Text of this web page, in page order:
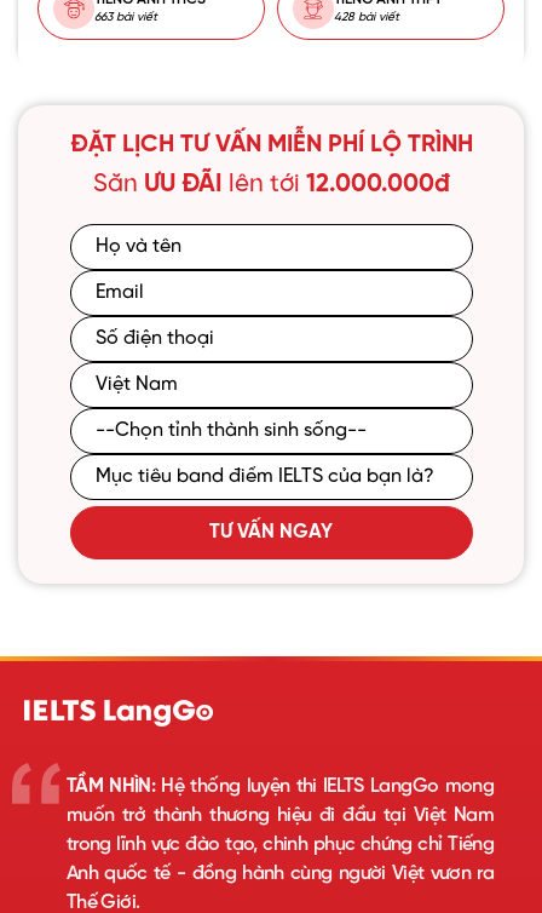
663 bài viết 428 bài viết
ĐẶT LỊCH TƯ VẤN MIỄN PHÍ LỘ TRÌNH
Săn ƯU ĐÃI lên tới 12.000.000đ
TƯ VẤN NGAY
TẦM NHÌN:Hệ thống luyện thi IELTS LangGo mong
muốn trở thành thương hiệu đi đầu tại Việt Nam
trong lĩnh vực đào tạo, chinh phục chứng chỉ Tiếng
Anh quốc tế - đồng hành cùng người Việt vươn ra
Thế Giới.